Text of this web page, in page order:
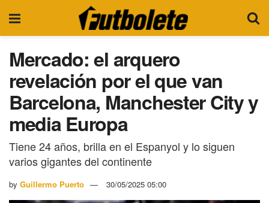
Mercado: el arquero
revelación por el que van
Barcelona, Manchester City y
media Europa
Tiene 24 años, brilla en el Espanyol y lo siguen
varios gigantes del continente
by Guillermo Puerto 30/05/2025 05:00